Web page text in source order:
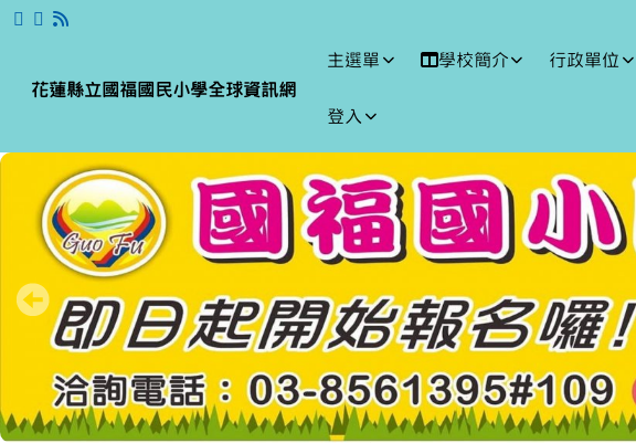
跳至主內容區
花蓮縣立國福國民小學全球資訊
花蓮縣立國福國民小學全球資訊網
主選單 學校簡介 行政單位
登入